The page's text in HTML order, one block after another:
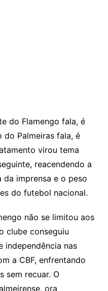
do Flamengo fala, é
do Palmeiras fala, é
virou tema
reacendendo a
da imprensa e o peso
do futebol nacional.
não se limitou aos
clube conseguiu
independência nas
a CBF, enfrentando
sem recuar. O
ora